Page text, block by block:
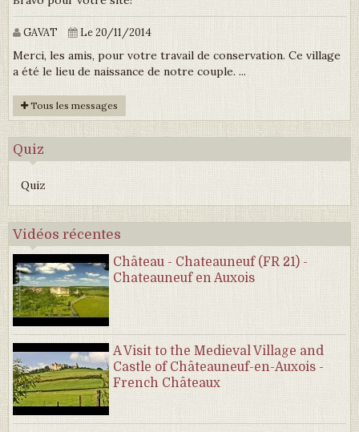
GAVAT Le 20/11/2014
Merci, les amis, pour votre travail de conservation. Ce village
a été le lieu de naissance de notre couple. ...
Tous les messages
Quiz
Quiz
Vidéos récentes
Château - Chateauneuf (FR 21) -
Chateauneuf en Auxois
A Visit to the Medieval Village and
Castle of Châteauneuf-en-Auxois -
French Châteaux